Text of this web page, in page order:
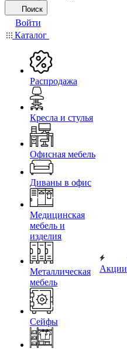
Поиск
Войти
Каталог
Распродажа
Кресла и стулья
Офисная мебель
Диваны в офис
Медицинская
мебель и
изделия
Металлическая
мебель
Сейфы
Акции